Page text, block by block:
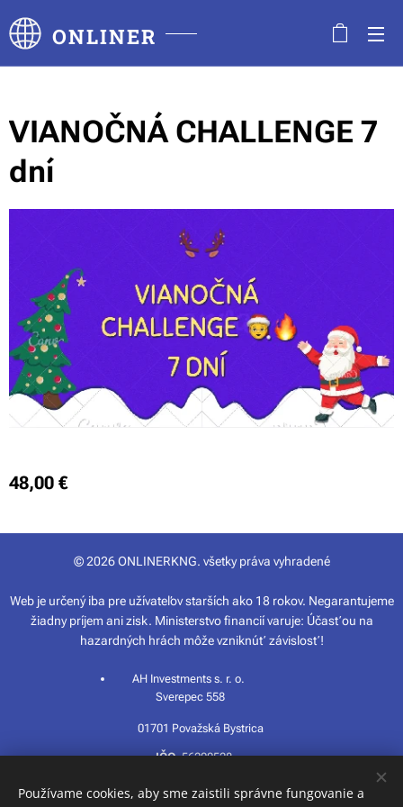
ONLINER
VIANOČNÁ CHALLENGE 7
dní
48,00 €
© 2026 ONLINERKNG. všetky práva vyhradené
Web je určený iba pre užívateľov starších ako 18 rokov. Negarantujeme
žiadny príjem ani zisk. Ministerstvo financií varuje: Účasťou na
hazardných hrách môže vzniknúť závislosť!
AH Investments s. r. o.
Sverepec 558
01701 Považská Bystrica
IČO56200528
Používame cookies, aby sme zaistili správne fungovanie a